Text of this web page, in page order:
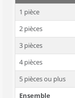
1 pièce
2 pièces
3 pièces
4 pièces
5 pièces ou plus
Ensemble